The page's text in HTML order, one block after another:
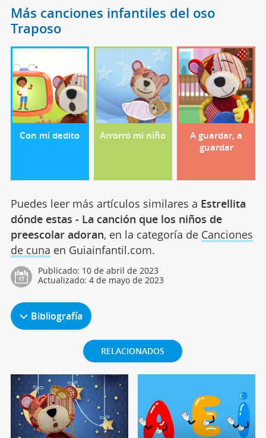
Más canciones infantiles del oso
Traposo
Con mi dedito Arrorró mi niño
A guardar, a
guardar
Puedes leer más artículos similares a Estrellita
dónde estas - La canción que los niños de
preescolar adoran, en la categoría de Canciones
de cuna en Guiainfantil.com.
Publicado: 10 de abril de 2023
Actualizado: 4 de mayo de 2023
Bibliografía
RELACIONADOS